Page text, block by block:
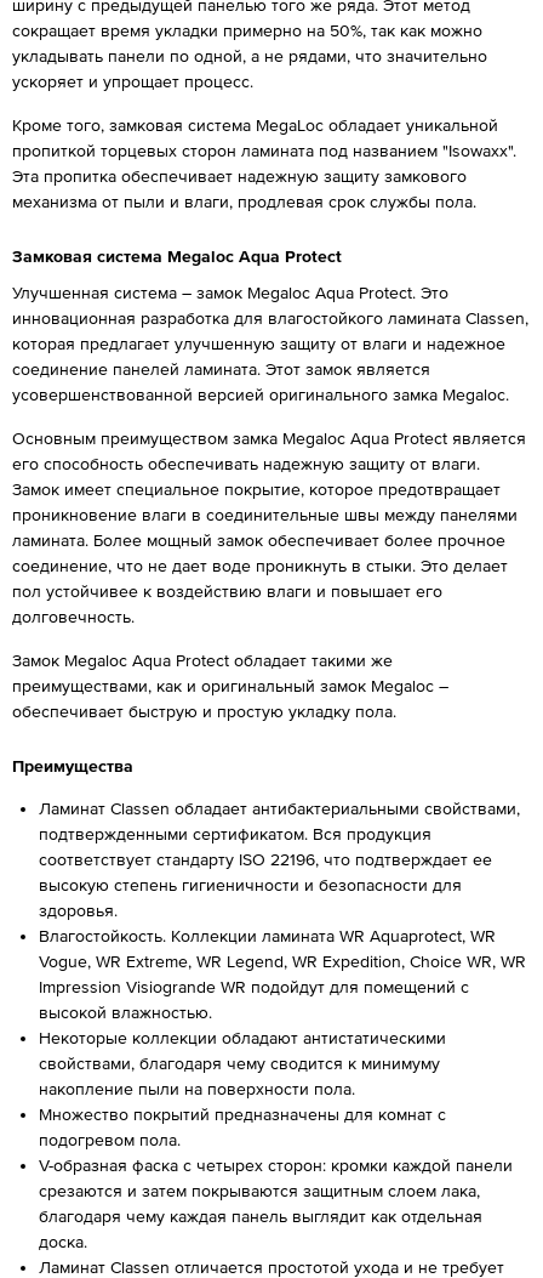
ширину с предыдущей панелью того же ряда. Этот метод
сокращает время укладки примерно на 50%, так как можно
укладывать панели по одной, а не рядами, что значительно
ускоряет и упрощает процесс.
Кроме того, замковая система MegaLoc обладает уникальной
пропиткой торцевых сторон ламината под названием "Isowaxx".
Эта пропитка обеспечивает надежную защиту замкового
механизма от пыли и влаги, продлевая срок службы пола.
Замковая система Megaloc Aqua Protect
Улучшенная система – замок Megaloc Aqua Protect. Это
инновационная разработка для влагостойкого ламината Classen,
которая предлагает улучшенную защиту от влаги и надежное
соединение панелей ламината. Этот замок является
усовершенствованной версией оригинального замка Megaloc.
Основным преимуществом замка Megaloc Aqua Protect является
его способность обеспечивать надежную защиту от влаги.
Замок имеет специальное покрытие, которое предотвращает
проникновение влаги в соединительные швы между панелями
ламината. Более мощный замок обеспечивает более прочное
соединение, что не дает воде проникнуть в стыки. Это делает
пол устойчивее к воздействию влаги и повышает его
долговечность.
Замок Megaloc Aqua Protect обладает такими же
преимуществами, как и оригинальный замок Megaloc –
обеспечивает быструю и простую укладку пола.
Преимущества
Ламинат Classen обладает антибактериальными свойствами,
подтвержденными сертификатом. Вся продукция
соответствует стандарту ISO 22196, что подтверждает ее
высокую степень гигиеничности и безопасности для
здоровья.
Влагостойкость. Коллекции ламината WR Aquaprotect, WR
Vogue, WR Extreme, WR Legend, WR Expedition, Choice WR, WR
Impression Visiogrande WR подойдут для помещений с
высокой влажностью.
Некоторые коллекции обладают антистатическими
свойствами, благодаря чему сводится к минимуму
накопление пыли на поверхности пола.
Множество покрытий предназначены для комнат с
подогревом пола.
V-образная фаска с четырех сторон: кромки каждой панели
срезаются и затем покрываются защитным слоем лака,
благодаря чему каждая панель выглядит как отдельная
доска.
Ламинат Classen отличается простотой ухода и не требует